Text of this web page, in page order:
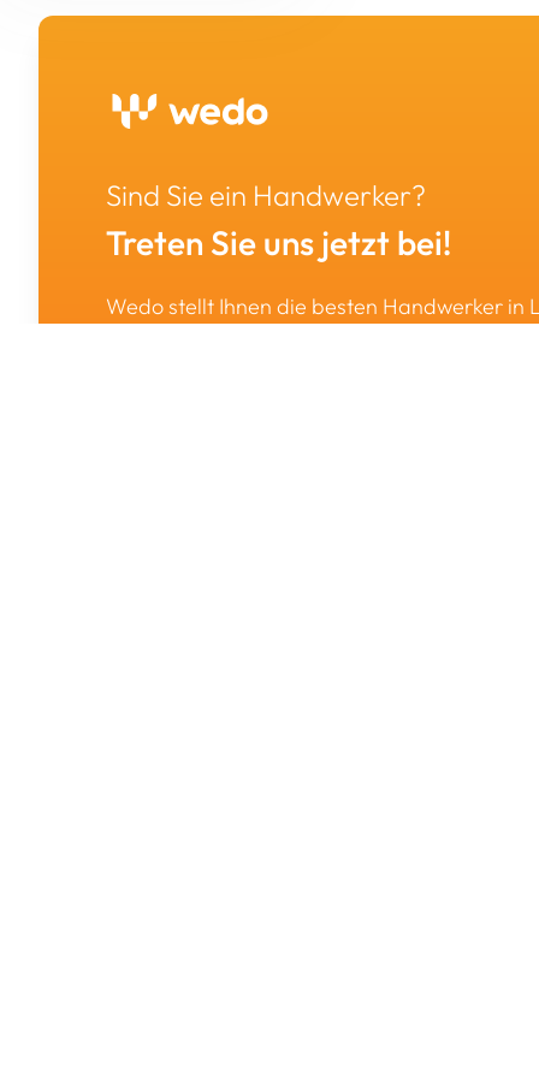
Desinfektion
Fahrzeugbeschriftung
Landmaschinen &
Sondermaschinenbau
Vermietung & Verkauf von
Dekontaminierung
Sind Sie ein Handwerker?
Treten Sie uns jetzt bei!
Wedo stellt Ihnen die besten Handwerker in